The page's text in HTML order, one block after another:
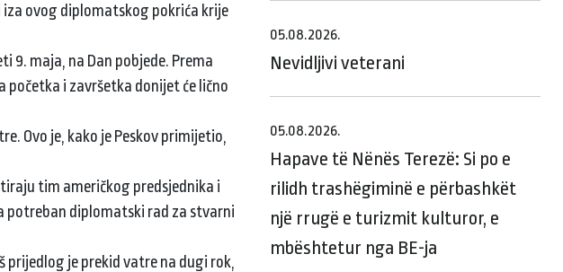
ovog diplomatskog pokrića krije
9. maja, na Dan pobjede. Prema
i završetka donijet će lično
Ovo je, kako je Peskov primijetio,
tim američkog predsjednika i
potreban diplomatski rad za stvarni
prijedlog je prekid vatre na dugi rok,
05.08.2026.
Nevidljivi veterani
05.08.2026.
Hapave të Nënës Terezë: Si po e
rilidh trashëgiminë e përbashkët
një rrugë e turizmit kulturor, e
mbështetur nga BE-ja